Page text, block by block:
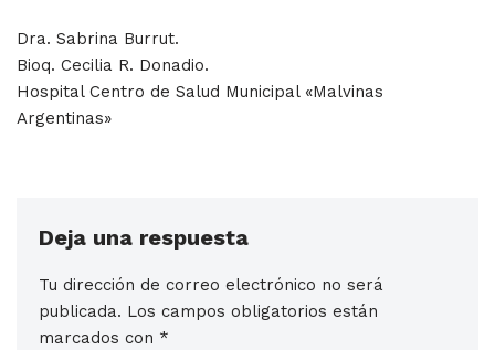
Dra. Sabrina Burrut.
Bioq. Cecilia R. Donadio.
Hospital Centro de Salud Municipal «Malvinas
Argentinas»
Deja una respuesta
Tu dirección de correo electrónico no será
publicada. Los campos obligatorios están
marcados con *